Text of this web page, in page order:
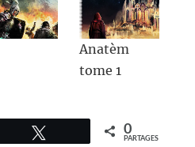
Anatèm
tome 1
0
PARTAGES